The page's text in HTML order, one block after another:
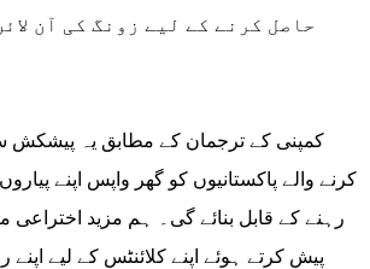
حاصل کرنے کے لیے زونگ کی آن
کمپنی کے ترجمان کے مطابق یہ
کرنے والے پاکستانیوں کو گھر واپس اپنے
رہنے کے قابل بنائے گی۔ ہم مزید
پیش کرتے ہوئے اپنے کلائنٹس کے لیے